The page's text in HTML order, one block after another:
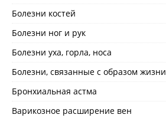
Болезни костей
Болезни ног и рук
Болезни уха, горла, носа
Болезни, связанные с образом жизни
Бронхиальная астма
Варикозное расширение вен